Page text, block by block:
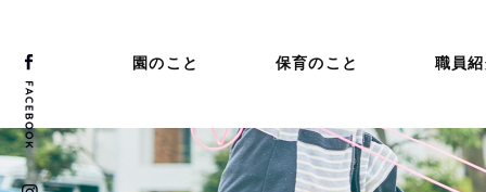
園のこと 保育のこと 職員